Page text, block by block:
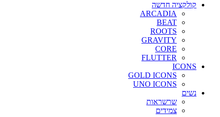
קולקציה חדשה
ARCADIA
BEAT
ROOTS
GRAVITY
CORE
FLUTTER
ICONS
GOLD ICONS
UNO ICONS
נשים
שרשראות
צמידים